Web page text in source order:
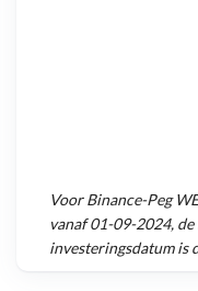
VoorBinance-Peg
vanaf01-09-2024,
investeringsdatum is